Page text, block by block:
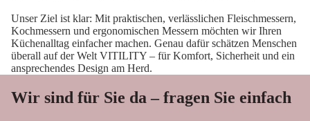
Unser Ziel ist klar: Mit praktischen, verlässlichen Fleischmessern,
Kochmessern und ergonomischen Messern möchten wir Ihren
Küchenalltag einfacher machen. Genau dafür schätzen Menschen
überall auf der Welt VITILITY – für Komfort, Sicherheit und ein
ansprechendes Design am Herd.
Wir sind für Sie da – fragen Sie einfach